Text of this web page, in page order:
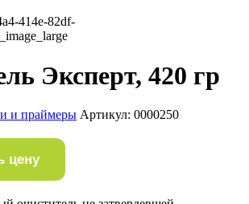
Эксперт, 420 гр
и праймеры Артикул: 0000250
цену